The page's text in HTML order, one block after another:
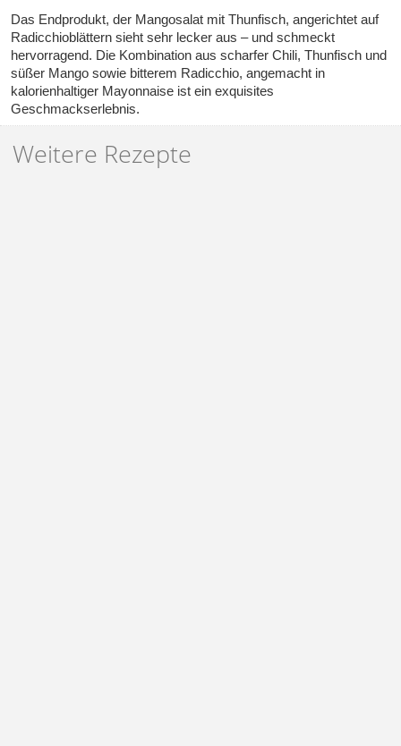
Das Endprodukt, der Mangosalat mit Thunfisch, angerichtet auf
Radicchioblättern sieht sehr lecker aus – und schmeckt
hervorragend. Die Kombination aus scharfer Chili, Thunfisch und
süßer Mango sowie bitterem Radicchio, angemacht in
kalorienhaltiger Mayonnaise ist ein exquisites
Geschmackserlebnis.
Weitere Rezepte